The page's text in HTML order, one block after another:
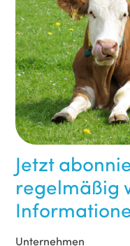
Jetzt
regelmäßig
Unternehmen